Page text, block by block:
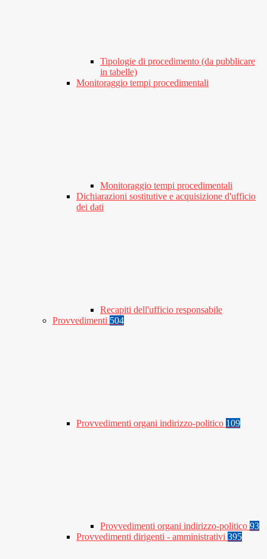
Tipologie di procedimento (da pubblicare
in tabelle)
Monitoraggio tempi procedimentali
Monitoraggio tempi procedimentali
Dichiarazioni sostitutive e acquisizione d'ufficio
dei dati
Recapiti dell'ufficio responsabile
Provvedimenti 504
Provvedimenti organi indirizzo-politico 109
Provvedimenti organi indirizzo-politico 93
Provvedimenti dirigenti - amministrativi 395